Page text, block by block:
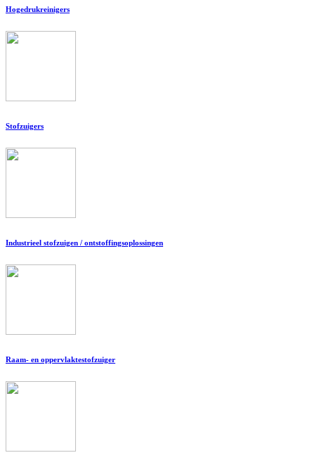
Hogedrukreinigers
Stofzuigers
Industrieel stofzuigen / ontstoffingsoplossingen
Raam- en oppervlaktestofzuiger